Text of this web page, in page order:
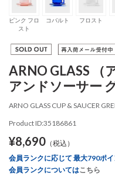
ピンク フロ
スト
コバルト フロスト
ARNO GLASS （
アンドソーサー
ARNO GLASS CUP & SAUCER
Product ID:35186861
¥8,690 （税込）
会員ランクに応じて 最大790ポ
会員ランクについてはこちら